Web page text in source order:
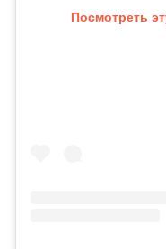
Посмотреть